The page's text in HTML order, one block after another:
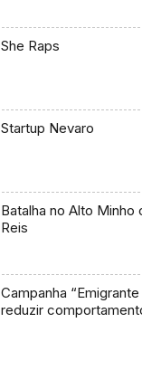
She Raps
Startup Nevaro
Batalha no Alto Minho
Reis
Campanha
reduzir